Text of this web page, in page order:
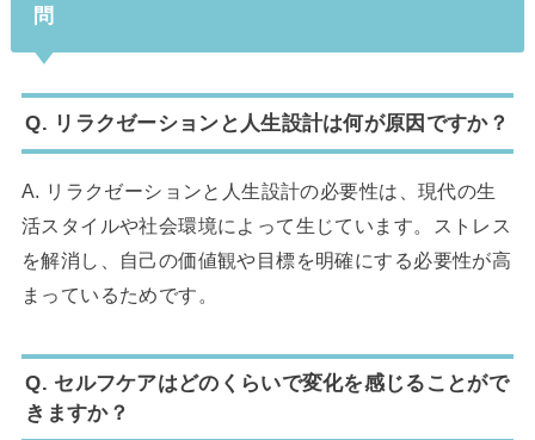
問
Q. リラクゼーションと人生設計は何が原因ですか？
A. リラクゼーションと人生設計の必要性は、現代の生
活スタイルや社会環境によって生じています。ストレス
を解消し、自己の価値観や目標を明確にする必要性が高
まっているためです。
Q. セルフケアはどのくらいで変化を感じることがで
きますか？